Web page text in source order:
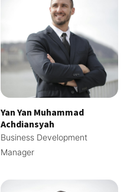
Yan Yan Muhammad
Achdiansyah
Business Development
Manager